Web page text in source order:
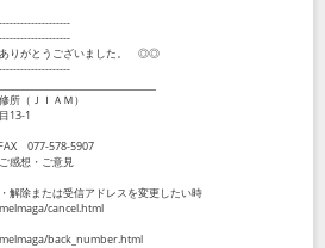
りがとうございました。 ◎◎
（ＪＩＡＭ）
1
578-5907
感想・ご意見
除または受信アドレスを変更したい時
cancel.html
back_number.html